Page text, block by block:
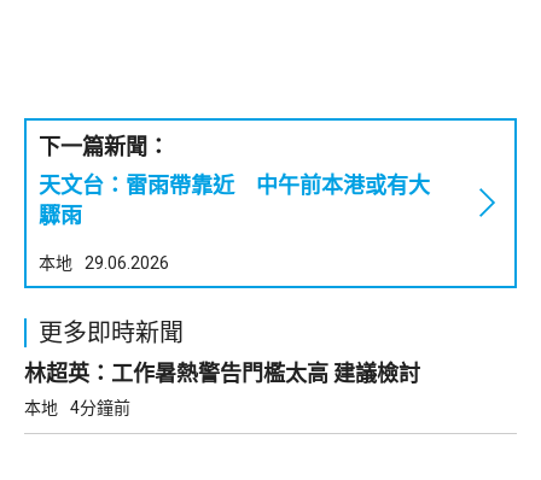
下一篇新聞：
天文台：雷雨帶靠近 中午前本港或有大
驟雨
本地 29.06.2026
更多即時新聞
林超英：工作暑熱警告門檻太高 建議檢討
本地 4分鐘前